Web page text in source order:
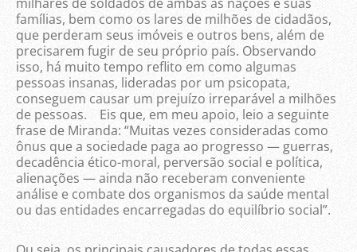
famílias, bem como os lares de milhões de cidadãos,
que perderam seus imóveis e outros bens, além de
precisarem fugir de seu próprio país. Observando
isso, há muito tempo reflito em como algumas
pessoas insanas, lideradas por um psicopata,
conseguem causar um prejuízo irreparável a milhões
de pessoas. Eis que, em meu apoio, leio a seguinte
frase de Miranda: “Muitas vezes consideradas como
ônus que a sociedade paga ao progresso — guerras,
decadência ético-moral, perversão social e política,
alienações — ainda não receberam conveniente
análise e combate dos organismos da saúde mental
ou das entidades encarregadas do equilíbrio social”.